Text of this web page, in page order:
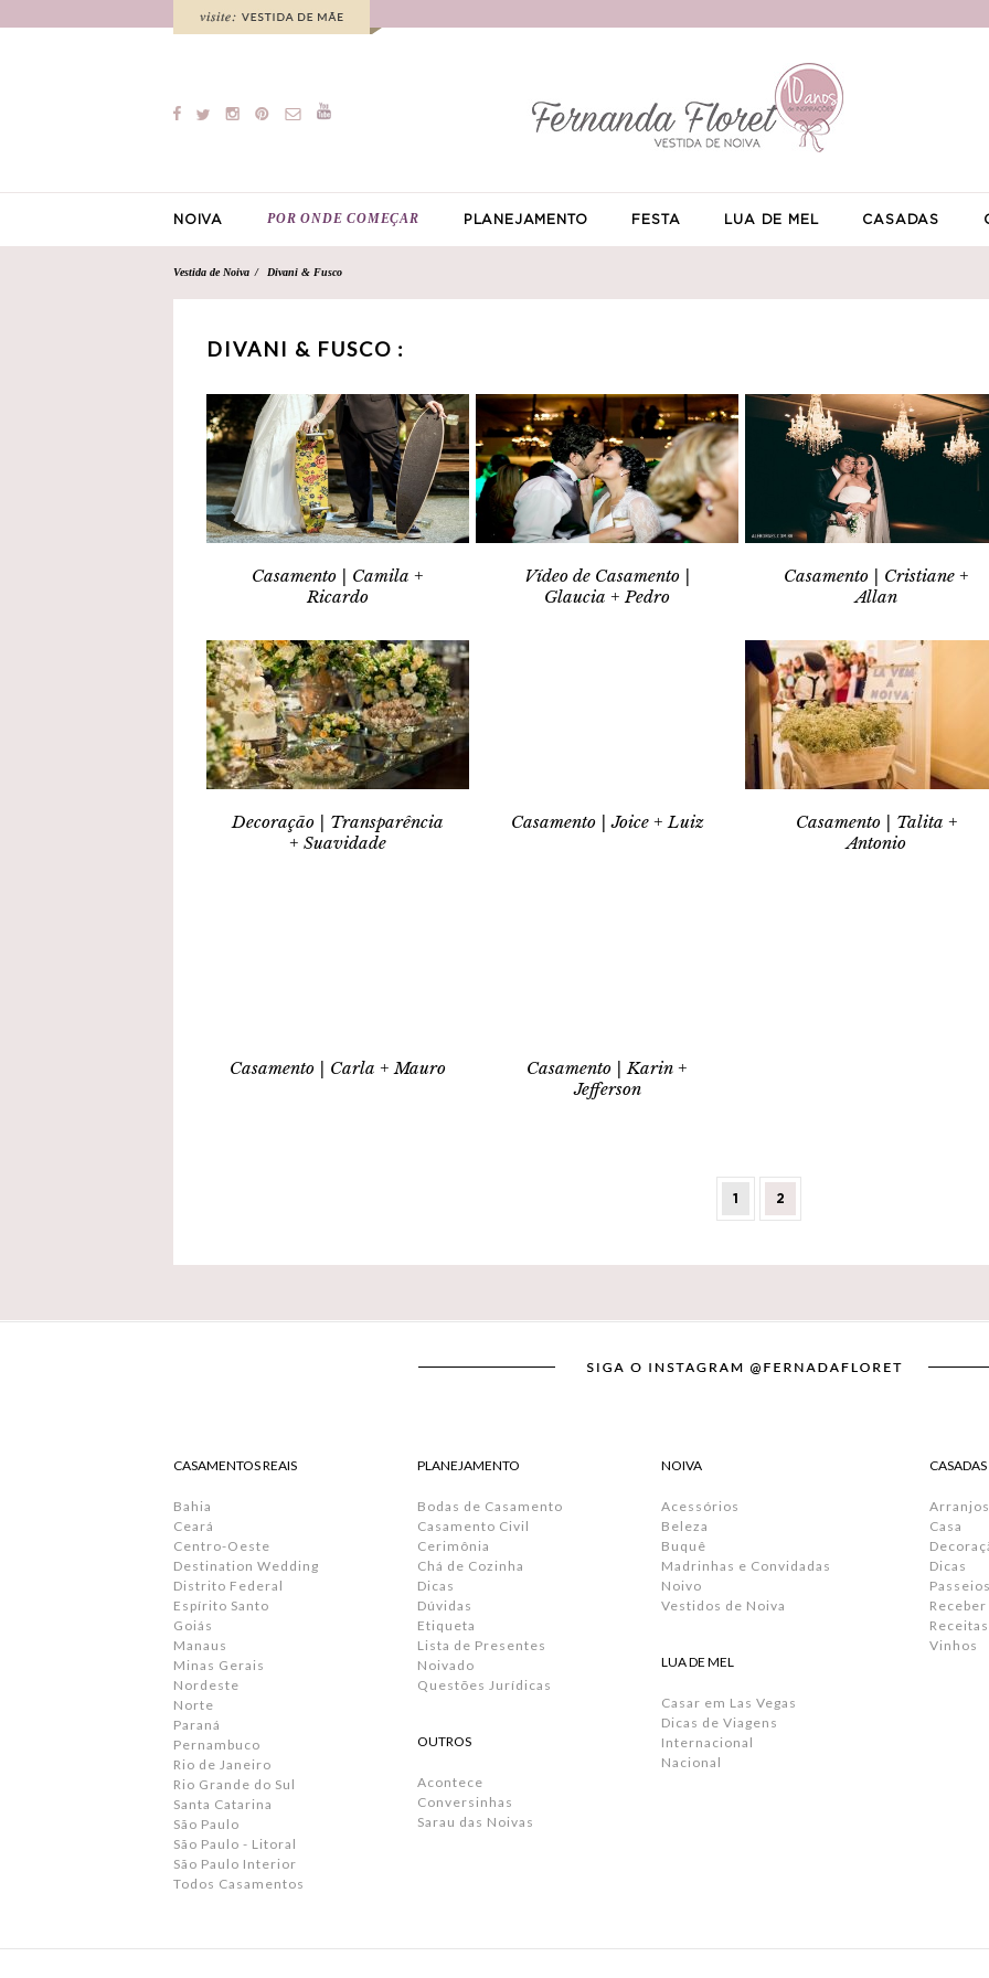
NOIVA POR ONDE COMEÇAR PLANEJAMENTO FESTA LUA DE MEL CASADAS
Vestida de Noiva Divani & Fusco
DIVANI & FUSCO :
Casamento | Camila +
Ricardo
Vídeo de Casamento |
Glaucia + Pedro
Casamento | Cristiane +
Allan
Decoração | Transparência
+ Suavidade
Casamento | Joice + Luiz
Casamento | Talita +
Antonio
Casamento | Carla + Mauro
Casamento | Karin +
Jefferson
1 2
CASAMENTOS REAIS
Bahia
Ceará
Centro-Oeste
Destination Wedding
Distrito Federal
Espírito Santo
Goiás
Manaus
Minas Gerais
Nordeste
Norte
Paraná
Pernambuco
Rio de Janeiro
Rio Grande do Sul
Santa Catarina
São Paulo
São Paulo - Litoral
São Paulo Interior
Todos Casamentos
PLANEJAMENTO
Bodas de Casamento
Casamento Civil
Cerimônia
Chá de Cozinha
Dicas
Dúvidas
Etiqueta
Lista de Presentes
Noivado
Questões Jurídicas
OUTROS
Acontece
Conversinhas
Sarau das Noivas
NOIVA
Acessórios
Beleza
Buquê
Madrinhas e Convidadas
Noivo
Vestidos de Noiva
LUA DE MEL
Casar em Las Vegas
Dicas de Viagens
Internacional
Nacional
CASADAS
Casa
Dicas
Passeios
Receber
Receitas
Vinhos